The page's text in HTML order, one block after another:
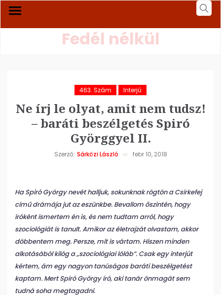
Fedél nélkül
463. Szám Interjú
Ne írj le olyat, amit nem tudsz!
– baráti beszélgetés Spiró
Györggyel II.
Szerző: Sárközi László febr 10, 2018
Ha Spiró György nevét halljuk, sokunknak rögtön a Csirkefej
című drámája jut az eszünkbe. Bevallom őszintén, hogy
íróként ismertem én is, és nem tudtam arról, hogy
szociológiát is tanult. Amikor az életrajzát olvastam, akkor
döbbentem meg. Persze, mit is vártam. Hiszen minden
alkotásából kilóg a „szociológiai lóláb”. Csak egy interjút
kértem, ám egy nagyon tanúságos baráti beszélgetést
kaptam. Mert Spiró György író, aki tanár önmagát sem
tudná soha megtagadni.